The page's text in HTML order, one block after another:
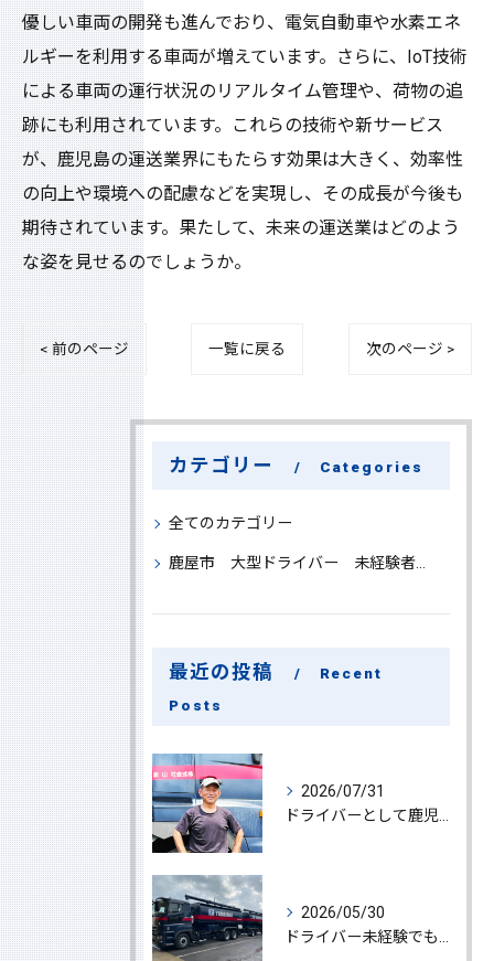
優しい車両の開発も進んでおり、電気自動車や水素エネ
ルギーを利用する車両が増えています。さらに、IoT技術
による車両の運行状況のリアルタイム管理や、荷物の追
跡にも利用されています。これらの技術や新サービス
が、鹿児島の運送業界にもたらす効果は大きく、効率性
の向上や環境への配慮などを実現し、その成長が今後も
期待されています。果たして、未来の運送業はどのよう
な姿を見せるのでしょうか。
< 前のページ 一覧に戻る 次のページ >
カテゴリー Categories
全てのカテゴリー
鹿屋市 大型ドライバー 未経験者 大募集
最近の投稿
Recent
Posts
2026/07/31
2026/05/30